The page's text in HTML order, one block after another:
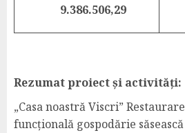
9.386.506,29
Rezumat proiect și activități:
„Casa noastră Viscri”
funcțională gospodărie